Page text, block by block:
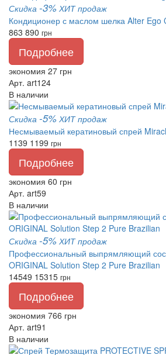
Скидка -3% ХИТ продаж
Кондиционер с маслом шелка Alter Ego
863 890 грн
Подробнее
экономия 27 грн
Арт. art124
В наличии
Скидка -5% ХИТ продаж
Несмываемый кератиновый спрей
1139 1199 грн
Подробнее
экономия 60 грн
Арт. art59
В наличии
Скидка -5% ХИТ продаж
Профессиональный выпрямляющий
ORIGINAL Solution Step 2 Pure Brazilian
14549 15315 грн
Подробнее
экономия 766 грн
Арт. art91
В наличии